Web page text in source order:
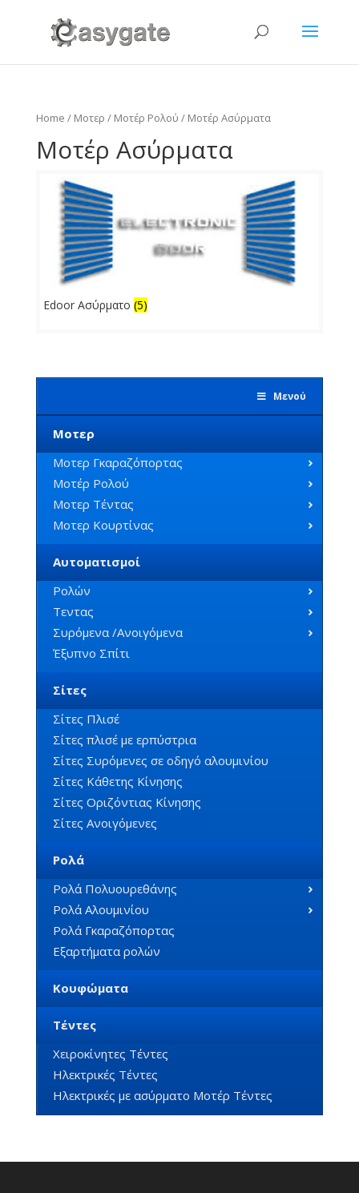
Home / Μοτερ / Μοτέρ Ρολού / Μοτέρ Ασύρματα
Μοτέρ Ασύρματα
Edoor Ασύρματο (5)
Μενού
Μοτερ
Μοτερ Γκαραζόπορτας
Μοτέρ Ρολού
Μοτερ Τέντας
Μοτερ Κουρτίνας
Αυτοματισμοί
Ρολών
Τεντας
Συρόμενα /Ανοιγόμενα
Έξυπνο Σπίτι
Σίτες
Σίτες Πλισέ
Σίτες πλισέ με ερπύστρια
Σίτες Συρόμενες σε οδηγό αλουμινίου
Σίτες Κάθετης Κίνησης
Σίτες Οριζόντιας Κίνησης
Σίτες Ανοιγόμενες
Ρολά
Ρολά Πολυουρεθάνης
Ρολά Αλουμινίου
Ρολά Γκαραζόπορτας
Εξαρτήματα ρολών
Κουφώματα
Τέντες
Χειροκίνητες Τέντες
Ηλεκτρικές Τέντες
Ηλεκτρικές με ασύρματο Μοτέρ Τέντες